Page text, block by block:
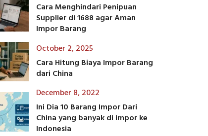
Cara Menghindari Penipuan
Supplier di 1688 agar Aman
Impor Barang
October 2, 2025
Cara Hitung Biaya Impor Barang
dari China
December 8, 2022
Ini Dia 10 Barang Impor Dari
China yang banyak di impor ke
Indonesia